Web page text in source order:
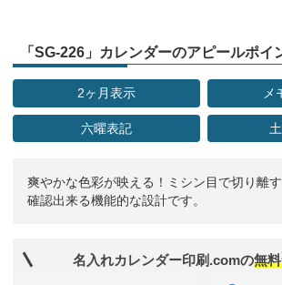
「SG-226」カレンダーのアピールポイ
2ヶ月表示 メ
六曜表記
爽やかな色彩が映える！ミシン目で切り離
確認出来る機能的な設計です。
名入れカレンダー印刷.comの無